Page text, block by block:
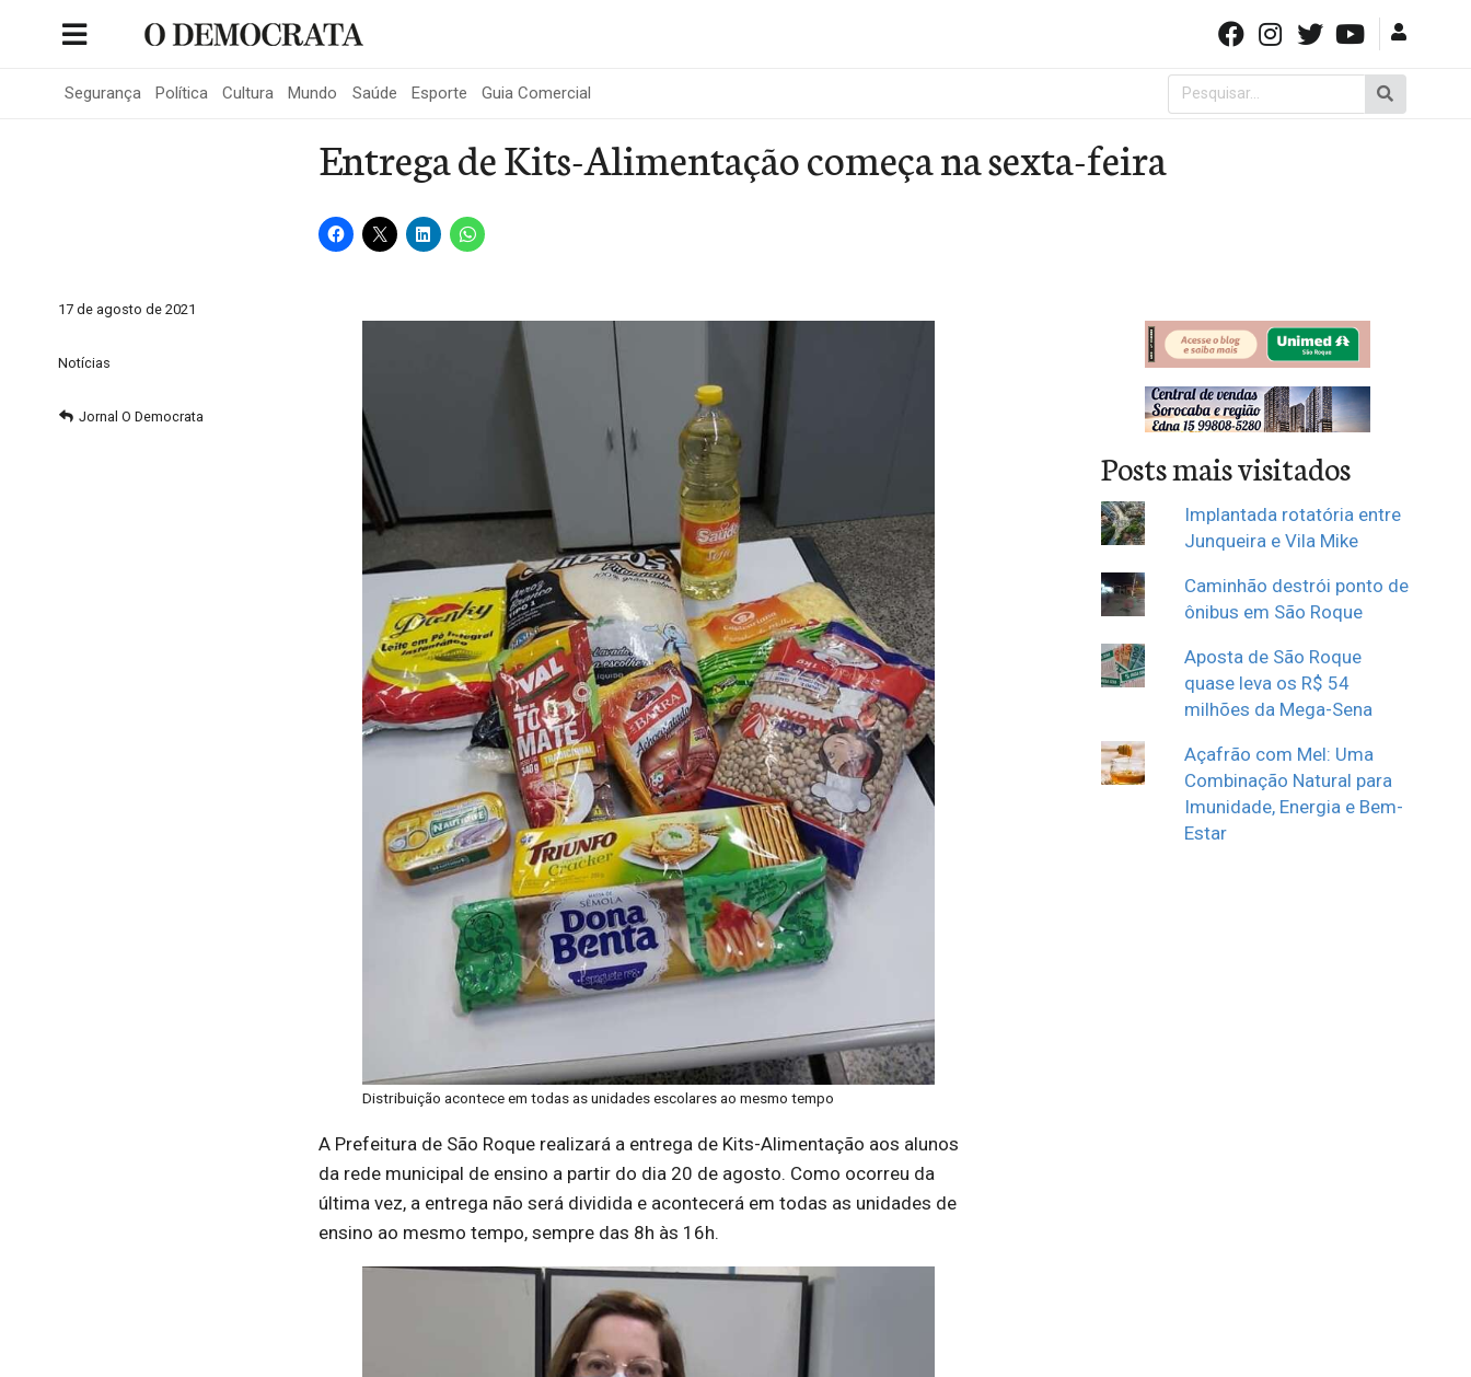
Segurança Política Cultura Mundo Saúde Esporte Guia Comercial
Pesquisar
por:
Entrega de Kits-Alimentação começa na sexta-feira
17 de agosto de 2021
Notícias
Jornal O Democrata
Distribuição acontece em todas as unidades escolares ao mesmo tempo
A Prefeitura de São Roque realizará a entrega de Kits-Alimentação aos alunos
da rede municipal de ensino a partir do dia 20 de agosto. Como ocorreu da
última vez, a entrega não será dividida e acontecerá em todas as unidades de
ensino ao mesmo tempo, sempre das 8h às 16h.
Posts mais visitados
Implantada rotatória entre
Junqueira e Vila Mike
Caminhão destrói ponto de
ônibus em São Roque
Aposta de São Roque
quase leva os R$ 54
milhões da Mega-Sena
Açafrão com Mel: Uma
Combinação Natural para
Imunidade, Energia e Bem-
Estar